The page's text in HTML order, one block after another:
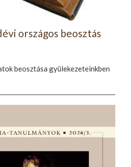
országos beosztás
beosztása gyülekezeteinkben